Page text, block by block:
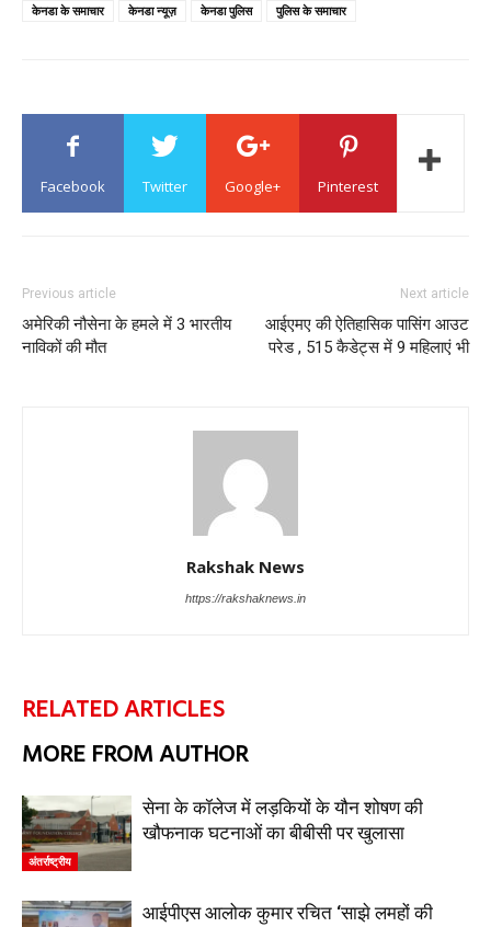
केनडा के समाचार
केनडा न्यूज़ केनडा पुलिस पुलिस के समाचार
Facebook Twitter Google+ Pinterest
Previous article
अमेरिकी नौसेना के हमले में 3 भारतीय
नाविकों की मौत
Next article
आईएमए की ऐतिहासिक पासिंग आउट
परेड , 515 कैडेट्स में 9 महिलाएं भी
Rakshak News
https://rakshaknews.in
RELATED ARTICLES
MORE FROM AUTHOR
अंतर्राष्ट्रीय
सेना के कॉलेज में लड़कियों के यौन शोषण की
खौफनाक घटनाओं का बीबीसी पर खुलासा
आईपीएस आलोक कुमार रचित ‘साझे लमहों की